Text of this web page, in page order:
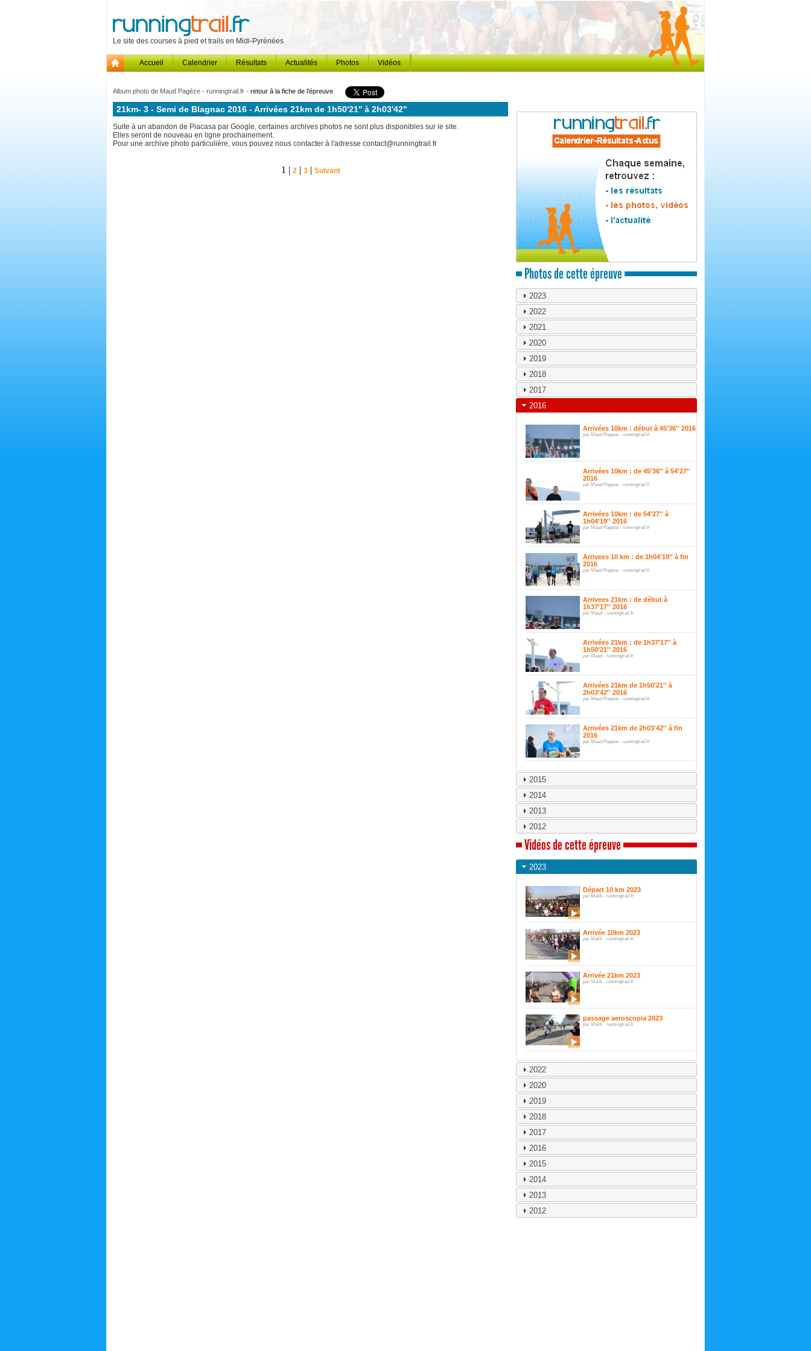
Le site des courses à pied et trails en Midi-Pyrénées
Accueil Calendrier Résultats Actualités Photos Vidéos
Album photo de Maud Pagèze - runningtrail.fr - retour à la fiche de l'épreuve
21km- 3 - Semi de Blagnac 2016 - Arrivées 21km de 1h50'21'' à 2h03'42''
Suite à un abandon de Piacasa par Google, certaines archives photos ne sont plus disponibles sur le site.
Elles seront de nouveau en ligne prochainement.
Pour une archive photo particulière, vous pouvez nous contacter à l'adresse contact@runningtrail.fr
1 | 2 | 3| Suivant
Photos de cette épreuve
2023
2022
2021
2020
2019
2018
2017
2016
Arrivées 10km : début à 45'36'' 2016
par Maud Pagèze - runningtrail.fr
Arrivées 10km : de 45'36'' à 54'27''
2016
par Maud Pagèze - runningtrail.fr
Arrivées 10km : de 54'27'' à
1h04'19'' 2016
par Maud Pagèze - runningtrail.fr
Arrivees 10 km : de 1h04'19'' à fin
2016
par Maud Pagèze - runningtrail.fr
Arrivees 21km : de début à
1h37'17'' 2016
par Maud - runningtrail.fr
Arrivées 21km : de 1h37'17'' à
1h50'21'' 2016
par Maud - runningtrail.fr
Arrivées 21km de 1h50'21'' à
2h03'42'' 2016
par Maud Pagèze - runningtrail.fr
Arrivées 21km de 2h03'42'' à fin
2016
par Maud Pagèze - runningtrail.fr
2015
2014
2013
2012
Vidéos de cette épreuve
2023
Départ 10 km 2023
par Malik - runningtrail.fr
Arrivée 10km 2023
par Malik - runningtrail.fr
Arrivée 21km 2023
par Malik - runningtrail.fr
passage aeroscopia 2023
par Malik - runningtrail.fr
2022
2020
2019
2018
2017
2016
2015
2014
2013
2012